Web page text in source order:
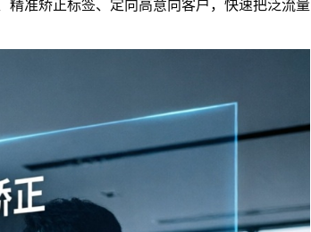
精准矫正标签、定向高意向客户，快速把泛流量